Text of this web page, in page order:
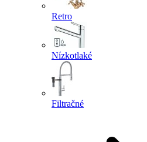
Retro
Nízkotlaké
Filtračné